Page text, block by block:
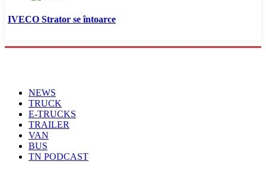
IVECO Strator se întoarce
NEWS
TRUCK
E-TRUCKS
TRAILER
VAN
BUS
TN PODCAST